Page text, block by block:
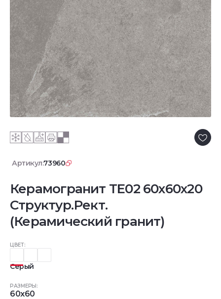
Артикул:73960
Керамогранит TE02 60x60x20
Структур.Рект.
(Керамический гранит)
ЦВЕТ:
Серый
РАЗМЕРЫ:
60x60